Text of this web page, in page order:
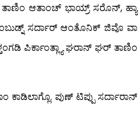
ತಾಣಿಂ ಆತಾಂಚ್ ಭಾಯ್ರ್ ಸರೊನ್, ಹ್ಯಾ
ಸರ್ದಾರ್ ಆಂತೊನಿಕ್ ಜಿವೊ ವಾ
ಪಿರ್ಕಾಂತ್ಲ್ಯಾ ಘರಾನ್ ಘರ್ ತಾಣಿಂ
ಪುಣ್ ಟಿಪ್ಪು ಸರ್ದಾರಾನ್